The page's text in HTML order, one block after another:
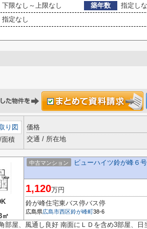
下限なし～上限なし 築年数
指定し
指定なし
り図
面積
価格
交通 / 所在地
㎡
中古マンション ビューハイツ鈴が峰６
1,120万円
鈴が峰住宅東バス停バス停
広島県広島市西区鈴が峰町38-6
部屋、風通し良好 南面にＬＤを含め3部屋、